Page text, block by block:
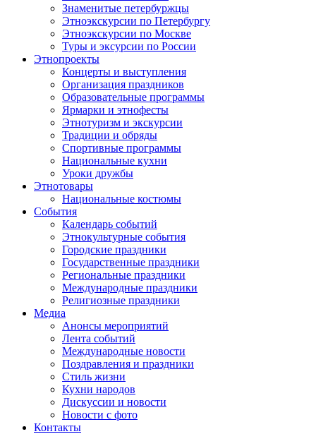
Знаменитые петербуржцы
Этноэкскурсии по Петербургу
Этноэкскурсии по Москве
Туры и эксурсии по России
Этнопроекты
Концерты и выступления
Организация праздников
Образовательные программы
Ярмарки и этнофесты
Этнотуризм и экскурсии
Традиции и обряды
Спортивные программы
Национальные кухни
Уроки дружбы
Этнотовары
Национальные костюмы
События
Календарь событий
Этнокультурные события
Городские праздники
Государственные праздники
Региональные праздники
Международные праздники
Религиозные праздники
Медиа
Анонсы мероприятий
Лента событий
Международные новости
Поздравления и праздники
Cтиль жизни
Кухни народов
Дискуссии и новости
Новости с фото
Контакты